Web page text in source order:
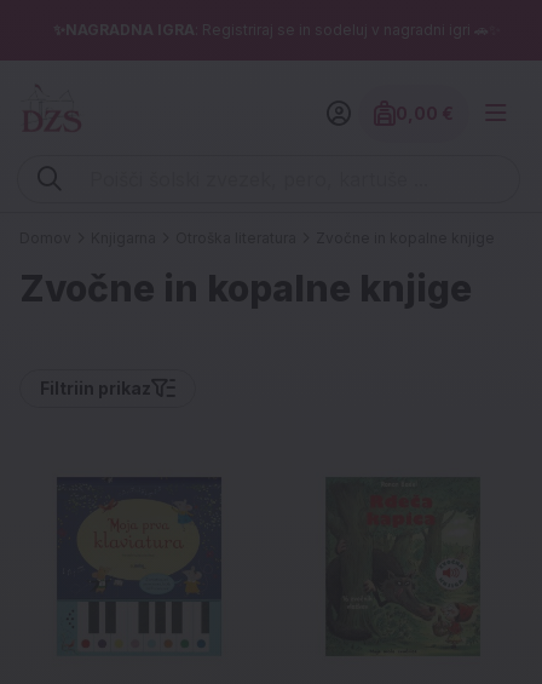
✨NAGRADNA IGRA : Registriraj se in sodeluj v nagradni igri 🚗✨
Vpišite iskalni niz (šolski zvezek, pero, kartuše ...)
Zvočne in kopalne knjige
Filtriin prikaz